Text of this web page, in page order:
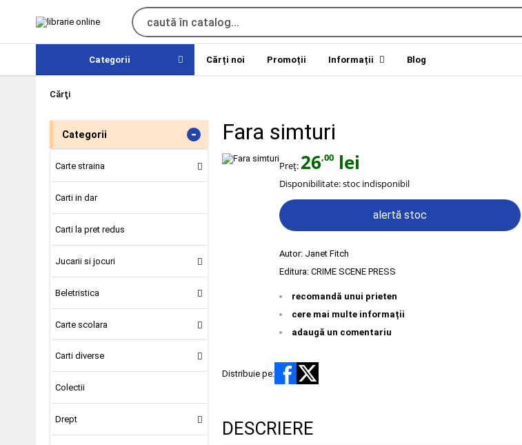
Categorii Cărți noi Promoții Informații Blog
Cărţi
Categorii -
Carte straina
Carti in dar
Carti la pret redus
Jucarii si jocuri
Beletristica
Carte scolara
Carti diverse
Colectii
Drept
Fara simturi
Preț: 26,00 lei
Disponibilitate:stoc indisponibil
alertă stoc
Autor: Janet Fitch
Editura: CRIME SCENE PRESS
recomandă unui prieten
cere mai multe informații
adaugă un comentariu
Distribuie pe:
DESCRIERE